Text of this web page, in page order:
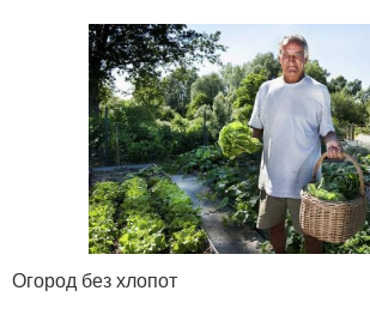
Огород без хлопот